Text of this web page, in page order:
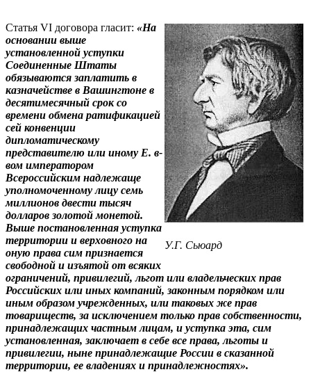
У.Г. Сьюард
Статья VI договора гласит: «На
основании выше
установленной уступки
Соединенные Штаты
обязываются заплатить в
казначействе в Вашингтоне в
десятимесячный срок со
времени обмена ратификацией
сей конвенции
дипломатическому
представителю или иному Е. в-
вом императором
Всероссийским надлежаще
уполномоченному лицу семь
миллионов двести тысяч
долларов золотой монетой.
Выше постановленная уступка
территории и верховного на
оную права сим признается
свободной и изъятой от всяких
ограничений, привилегий, льгот или владельческих прав
Российских или иных компаний, законным порядком или
иным образом учрежденных, или таковых же прав
товариществ, за исключением только прав собственности,
принадлежащих частным лицам, и уступка эта, сим
установленная, заключает в себе все права, льготы и
привилегии, ныне принадлежащие России в сказанной
территории, ее владениях и принадлежностях».